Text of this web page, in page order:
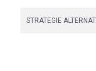
STRATEGIE